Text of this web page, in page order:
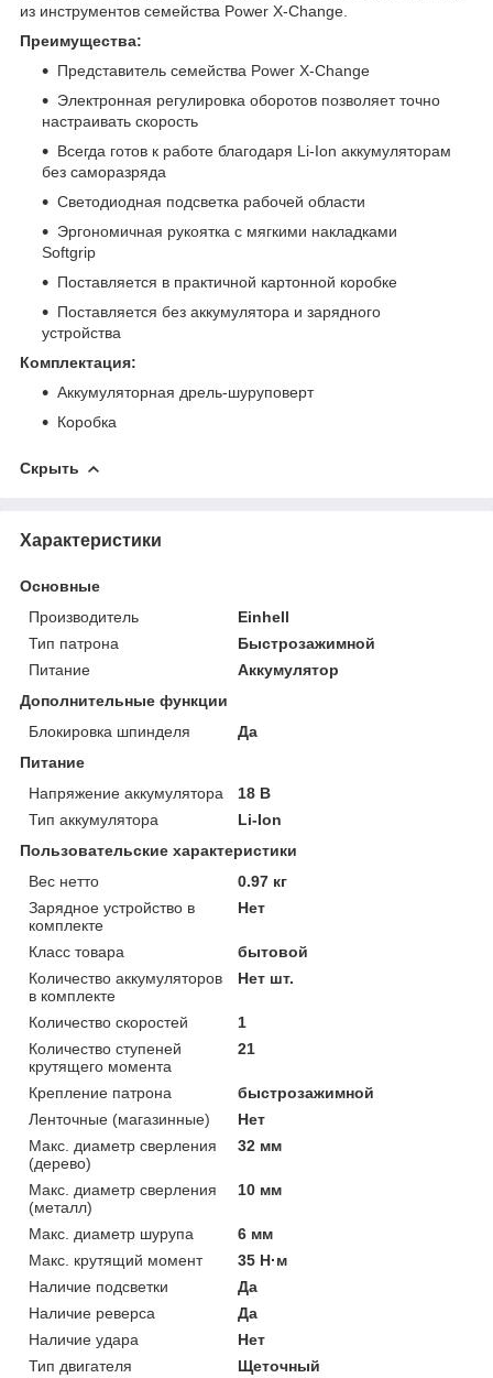
из инструментов семейства Power X-Change.
Преимущества:
Представитель семейства Power X-Change
Электронная регулировка оборотов позволяет точно
настраивать скорость
Всегда готов к работе благодаря Li-Ion аккумуляторам
без саморазряда
Светодиодная подсветка рабочей области
Эргономичная рукоятка с мягкими накладками
Softgrip
Поставляется в практичной картонной коробке
Поставляется без аккумулятора и зарядного
устройства
Комплектация:
Аккумуляторная дрель-шуруповерт
Коробка
Скрыть
Характеристики
Основные
Производитель
Einhell
Тип патрона
Быстрозажимной
Питание
Аккумулятор
Дополнительные функции
Блокировка шпинделя
Да
Питание
Напряжение аккумулятора
18 В
Тип аккумулятора
Li-Ion
Пользовательские характеристики
Вес нетто
0.97 кг
Зарядное устройство в
комплекте
Нет
Класс товара
бытовой
Количество аккумуляторов
в комплекте
Нет шт.
Количество скоростей
1
Количество ступеней
крутящего момента
21
Крепление патрона
быстрозажимной
Ленточные (магазинные)
Нет
Макс. диаметр сверления
(дерево)
32 мм
Макс. диаметр сверления
(металл)
10 мм
Макс. диаметр шурупа
6 мм
Макс. крутящий момент
35 Н·м
Наличие подсветки
Да
Наличие реверса
Да
Наличие удара
Нет
Тип двигателя
Щеточный